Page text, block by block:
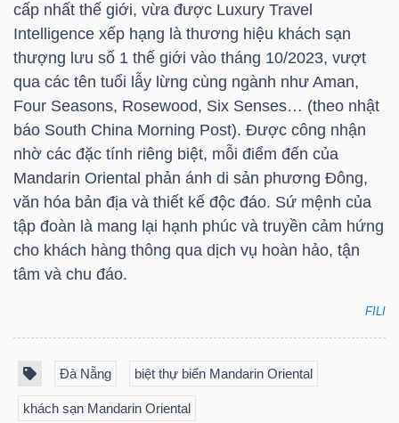
cấp nhất thế giới, vừa được Luxury Travel
Intelligence xếp hạng là thương hiệu khách sạn
thượng lưu số 1 thế giới vào tháng 10/2023, vượt
qua các tên tuổi lẫy lừng cùng ngành như Aman,
Four Seasons, Rosewood, Six Senses… (theo nhật
báo South China Morning Post). Được công nhận
nhờ các đặc tính riêng biệt, mỗi điểm đến của
Mandarin Oriental phản ánh di sản phương Đông,
văn hóa bản địa và thiết kế độc đáo. Sứ mệnh của
tập đoàn là mang lại hạnh phúc và truyền cảm hứng
cho khách hàng thông qua dịch vụ hoàn hảo, tận
tâm và chu đáo.
FILI
Đà Nẵng biệt thự biển Mandarin Oriental
khách sạn Mandarin Oriental
DỊCH
VỤ
TRUYỀN
THÔNG
TIỆN
ÍCH
ĐỘNG